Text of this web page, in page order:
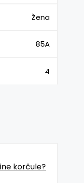
Žena
85A
4
korčule?